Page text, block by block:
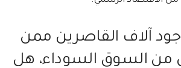
آلاف القاصرين ممن
من السوق السوداء، هل